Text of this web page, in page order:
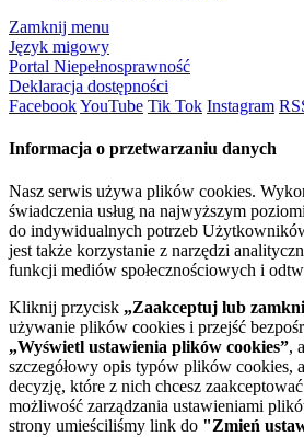
Zamknij menu
Język migowy
Portal Niepełnosprawność
Deklaracja dostępności
FacebookYouTube Tik Tok Instagram
Informacja o przetwarzaniu danych
Nasz serwis używa plików cookies.
świadczenia usług na najwyższym
do indywidualnych potrzeb
jest także korzystanie z narzędzi
funkcji mediów społecznościowych i
Kliknij przycisk „Zaakceptuj lub
używanie plików cookies i przejść
„Wyświetl ustawienia plików cookies”,
szczegółowy opis typów plików cookies,
decyzję, które z nich chcesz
możliwość zarządzania ustawieniami
strony umieściliśmy link do "Zmień